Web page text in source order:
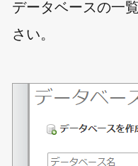
データベースの一
さい。